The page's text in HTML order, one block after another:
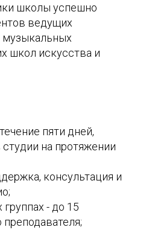
школы успешно
ведущих
музыкальных
школ искусства и
пяти дней,
на протяжении
консультация и
- до 15